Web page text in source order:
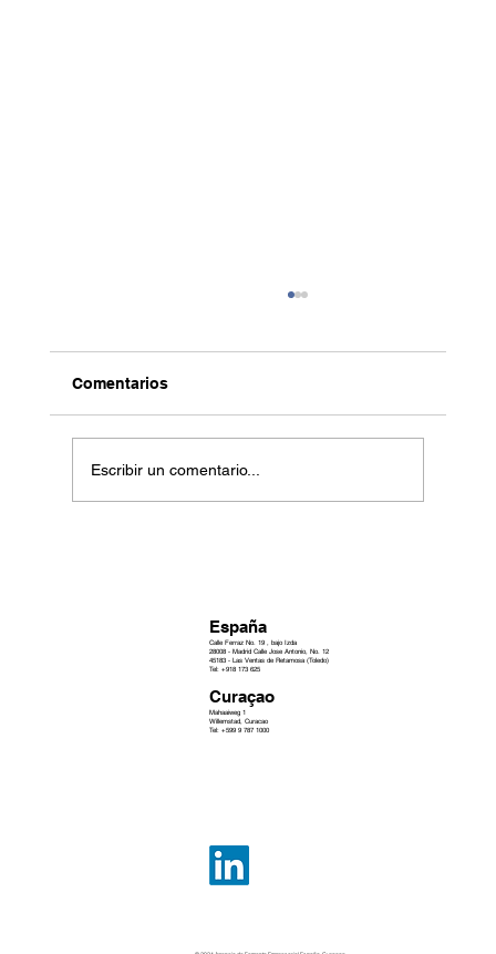
Comentarios
Escribir un comentario...
España
Calle Ferraz No. 19 , bajo Izda
28008 - Madrid Calle Jose Antonio, No. 12
45183 - Las Ventas de Retamosa (Toledo)
Tel: +918 173 625
Curaçao
Mahaaiweg 1
Willemstad, Curacao
Tel: +599 9 787 1000